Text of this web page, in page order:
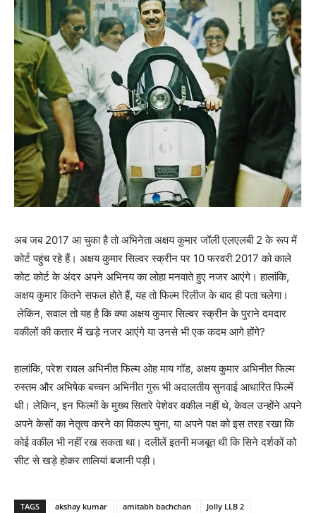
अब जब 2017 आ चुका है तो अभिनेता अक्षय कुमार जॉली एलएलबी 2 के रूप में
कोर्ट पहुंच रहे हैं। अक्षय कुमार सिल्‍वर स्‍क्रीन पर 10 फरवरी 2017 को काले
कोट कोर्ट के अंदर अपने अभिनय का लोहा मनवाते हुए नजर आएंगे। हालांकि,
अक्षय कुमार कितने सफल होते हैं, यह तो फिल्‍म रिलीज के बाद ही पता चलेगा।
लेकिन, सवाल तो यह है कि क्‍या अक्षय कुमार सिल्‍वर स्‍क्रीन के पुराने दमदार
वकीलों की कतार में खड़े नजर आएंगे या उनसे भी एक कदम आगे होंगे?
हालांकि, परेश रावल अभिनीत फिल्‍म ओह माय गॉड, अक्षय कुमार अभिनीत फिल्‍म
रुस्‍तम और अभिषेक बच्‍चन अभिनीत गुरू भी अदालतीय सुनवाई आधारित फिल्‍में
थी। लेकिन, इन फिल्‍मों के मुख्‍य सितारे पेशेवर वकील नहीं थे, केवल उन्‍होंने अपने
अपने केसों का नेतृत्‍व करने का विकल्‍प चुना, या अपने पक्ष को इस तरह रखा कि
कोई वकील भी नहीं रख सकता था। दलीलें इतनी मजबूत थी कि सिने दर्शकों को
सीट से खड़े होकर तालियां बजानी पड़ी।
TAGS akshay kumar amitabh bachchan
Jolly LLB 2